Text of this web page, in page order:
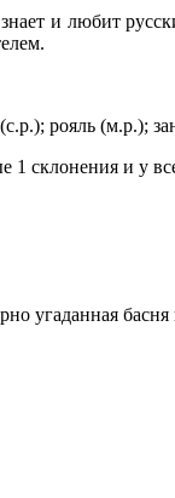
и любит
рояль (м.р.);
склонения и у
угаданная басня